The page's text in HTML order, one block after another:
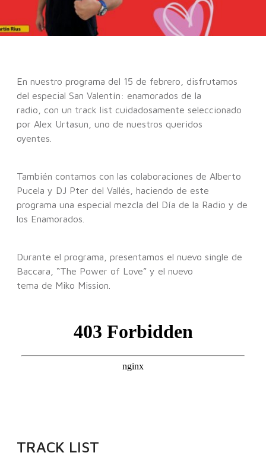
En nuestro programa del 15 de febrero, disfrutamos
del especial San Valentín: enamorados de la
radio, con un track list cuidadosamente seleccionado
por Alex Urtasun, uno de nuestros queridos
oyentes.
También contamos con las colaboraciones de Alberto
Pucela y DJ Pter del Vallés, haciendo de este
programa una especial mezcla del Día de la Radio y de
los Enamorados.
Durante el programa, presentamos el nuevo single de
Baccara, “The Power of Love” y el nuevo
tema de Miko Mission.
TRACK LIST